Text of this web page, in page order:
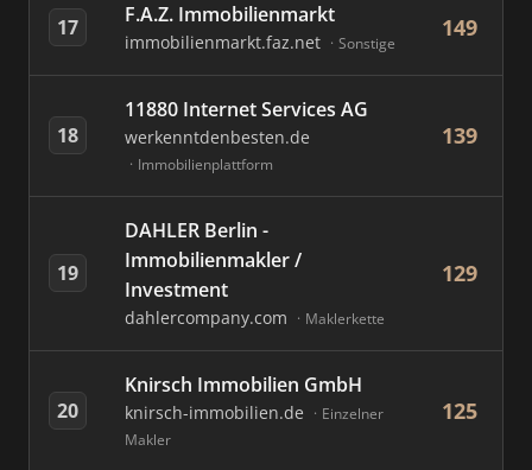
17 F.A.Z. Immobilienmarkt
immobilienmarkt.faz.net Sonstige
149
18
11880 Internet Services AG
werkenntdenbesten.de
Immobilienplattform
139
19
DAHLER Berlin -
Immobilienmakler /
Investment
dahlercompany.com Maklerkette
129
20
Knirsch Immobilien GmbH
knirsch-immobilien.de
Einzelner
Makler
125